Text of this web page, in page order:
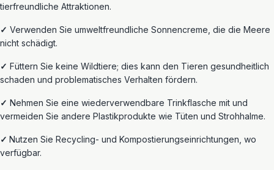
tierfreundliche Attraktionen.
✓ Verwenden Sie umweltfreundliche Sonnencreme, die die Meere
nicht schädigt.
✓ Füttern Sie keine Wildtiere; dies kann den Tieren gesundheitlich
schaden und problematisches Verhalten fördern.
✓ Nehmen Sie eine wiederverwendbare Trinkflasche mit und
vermeiden Sie andere Plastikprodukte wie Tüten und Strohhalme.
✓ Nutzen Sie Recycling- und Kompostierungseinrichtungen, wo
verfügbar.